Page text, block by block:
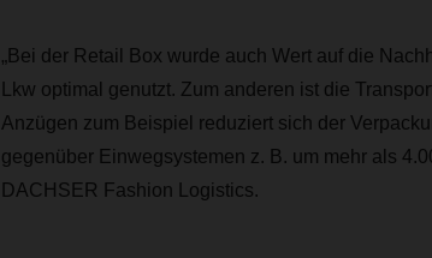
„Bei der Retail Box wurde auch Wert auf die
Lkw optimal genutzt. Zum anderen ist die
Anzügen zum Beispiel reduziert sich der
gegenüber Einwegsystemen z. B. um mehr als
DACHSER Fashion Logistics.